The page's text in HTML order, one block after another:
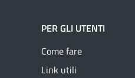
PER GLI UTENTI
Come fare
Link utili